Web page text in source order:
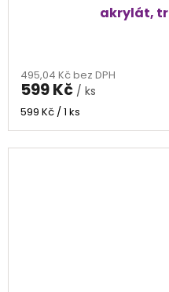
akrylát,
495,04 Kč bez DPH
599 Kč / ks
Měrná
599 Kč / 1 ks